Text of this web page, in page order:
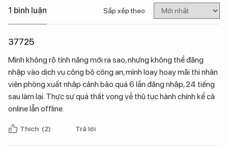
1 bình luận Sắp xếp theo:
37725
Mình không rõ tính năng mới ra sao, nhưng không thể đăng
nhập vào dịch vụ công bộ công an, mình loay hoay mãi thì nhân
viên phòng xuất nhập cảnh bảo quá 6 lần đăng nhập, 24 tiếng
sau làm lại. Thực sự quá thất vọng về thủ tục hành chính kể cả
online lẫn offline.
Thích (2) Trả lời